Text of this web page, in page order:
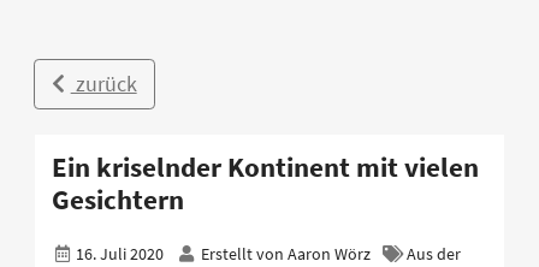
zurück
Ein kriselnder Kontinent mit vielen
Gesichtern
16. Juli 2020 Erstellt von Aaron Wörz
Aus der